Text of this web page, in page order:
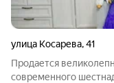
улица Косарева,41
Продается
современного